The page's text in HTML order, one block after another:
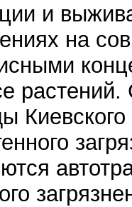
и
на
растений.
Киевского